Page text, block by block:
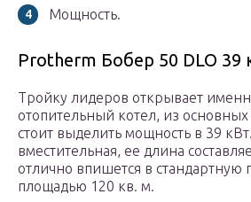
Мощность.
Protherm Бобер 50 DLO 39
Тройку лидеров открывает
отопительный котел, из основных
стоит выделить мощность в 39
вместительная, ее длина
отлично впишется в стандартную
площадью 120 кв. м.